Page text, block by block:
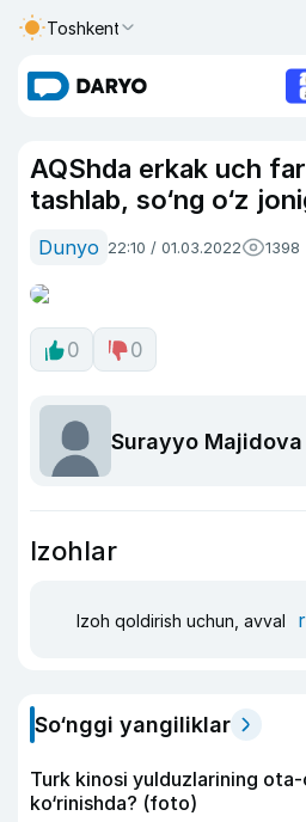
Toshkent
AQShda erkak uch
tashlab, so‘ng o‘z
Dunyo 22:10 / 01.03.2022 1398
0 0
Surayyo Majidova
Izohlar
Izoh qoldirish uchun, avval
So‘nggi yangiliklar
Turk kinosi yulduzlarining
ko‘rinishda? (foto)